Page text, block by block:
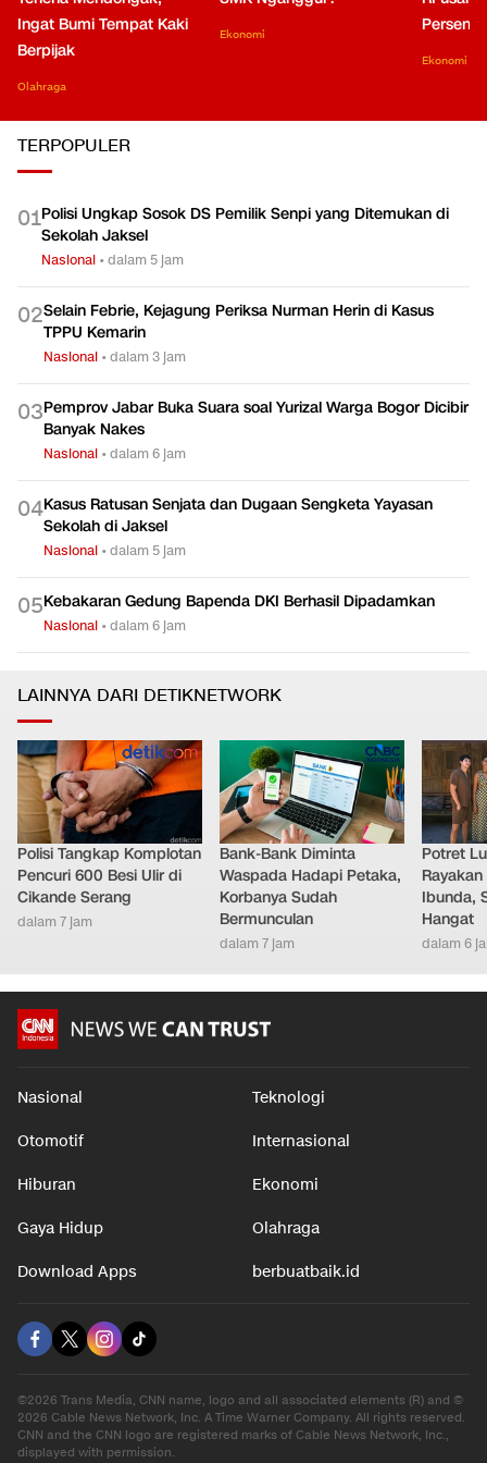
Ingat Bumi Tempat Kaki
Berpijak
Olahraga
Ekonomi
Persen
Ekonomi
TERPOPULER
01Polisi Ungkap Sosok DS Pemilik Senpi yang Ditemukan di
Sekolah Jaksel
Nasional •dalam 5 jam
02Selain Febrie, Kejagung Periksa Nurman Herin di Kasus
TPPU Kemarin
Nasional •dalam 3 jam
03Pemprov Jabar Buka Suara soal Yurizal Warga Bogor Dicibir
Banyak Nakes
Nasional •dalam 6 jam
04Kasus Ratusan Senjata dan Dugaan Sengketa Yayasan
Sekolah di Jaksel
Nasional •dalam 5 jam
05Kebakaran Gedung Bapenda DKI Berhasil Dipadamkan
Nasional •dalam 6 jam
LAINNYA DARI DETIKNETWORK
Polisi Tangkap Komplotan
Pencuri 600 Besi Ulir di
Cikande Serang
dalam 7 jam
Bank-Bank Diminta
Waspada Hadapi Petaka,
Korbanya Sudah
Bermunculan
dalam 7 jam
Potret
Ibunda,
Hangat
dalam 6
Nasional Teknologi
Otomotif Internasional
Hiburan Ekonomi
Gaya Hidup Olahraga
Download Apps berbuatbaik.id
©2026 Trans Media, CNN name, logo and all associated elements (R) and ©
2026 Cable News Network, Inc. A Time Warner Company. All rights reserved.
CNN and the CNN logo are registered marks of Cable News Network, Inc.,
displayed with permission.